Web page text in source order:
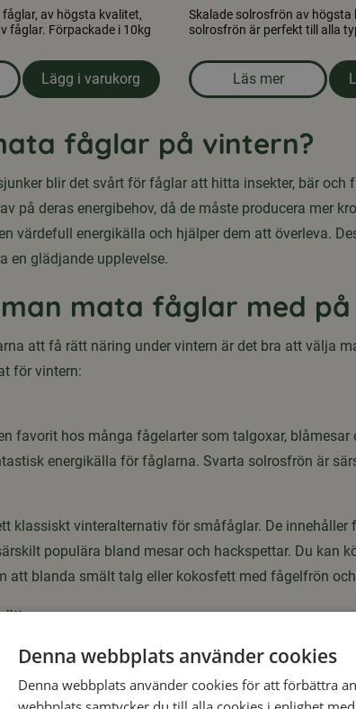
av högsta kvalitet,
fåglar. Förpackade i 10kg
Skalade jordnötter till fåglar 10 kg
Lägg i varukorg
Skalade solrosfrön av högsta
solrosfrön är perfekt till alla
Läs mer
om produkten
fåglar på vintern?
blir det svårt för fåglar att hitta insekter, bär
på deras energibehov, då de måste producera mer
värdefull energikälla och hjälper dem att överleva.
en glädjande upplevelse.
mata fåglar med
att få rätt näring under vintern är det bra att välja
för vintern:
favorit hos många fågelarter som talgoxar,
energikälla för fåglarna. Svarta solrosfrön är
klassiskt vinteralternativ för småfåglar. De
populära bland mesar och hackspettar. Du kan
att blanda smält talg eller kokosfett med fågelfrön
energirik och proteinrik mat som uppskattas av
eller krossade för mindre fåglar. Jordnötter kan
Denna webbplats använder cookies
Denna webbplats använder cookies för att förbättra